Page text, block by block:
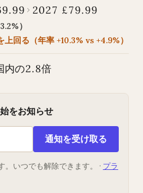
2027 £79.99
）
上回る（年率 +10.3% vs +4.9%）
内の2.8倍
をお知らせ
通知を受け取る
。いつでも解除できます。 · プラ